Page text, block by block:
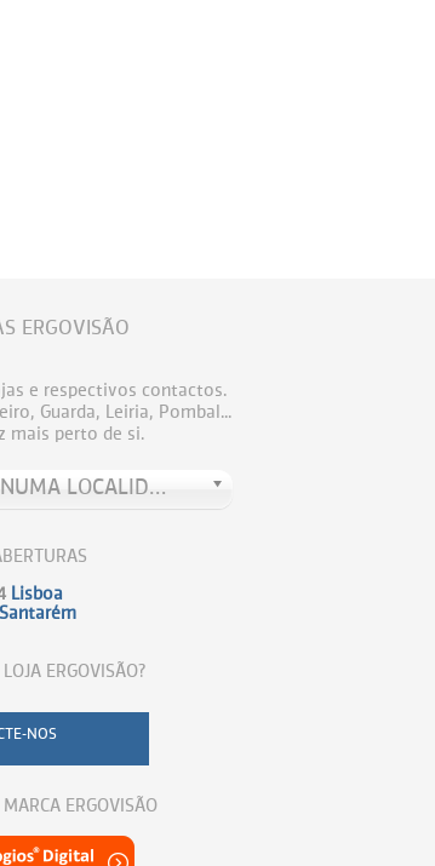
ERGOVISÃO
e respectivos contactos.
Guarda, Leiria, Pombal...
mais perto de si.
PROCURE UMA LOJA NUMA LOCALIDADE
Lisboa
Santarém
ERGOVISÃO?
NOS
ERGOVISÃO